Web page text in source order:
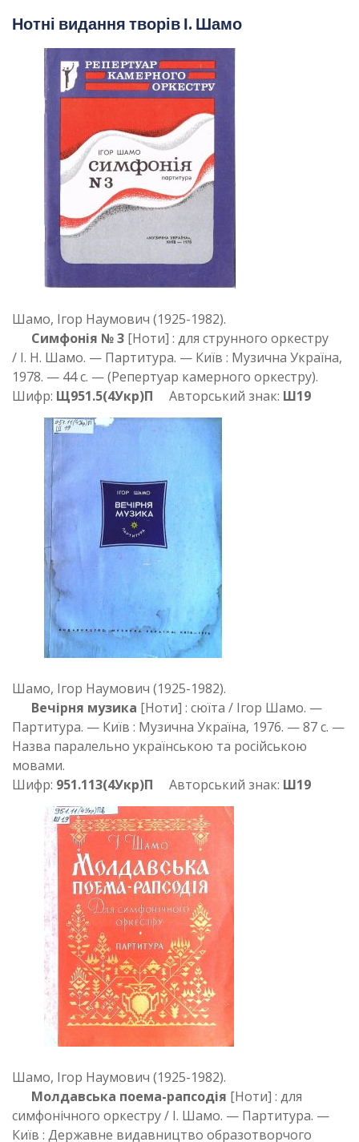
Нотні видання творів І. Шамо
Шамо, Ігор Наумович (1925-1982).
Симфонія № 3 [Ноти] : для струнного оркестру
/ І. Н. Шамо. — Партитура. — Київ : Музична Україна,
1978. — 44 с. — (Репертуар камерного оркестру).
Шифр: Щ951.5(4Укр)П Авторський знак: Ш19
Шамо, Ігор Наумович (1925-1982).
Вечірня музика [Ноти] : сюїта / Ігор Шамо. —
Партитура. — Київ : Музична Україна, 1976. — 87 с. —
Назва паралельно українською та російською
мовами.
Шифр: 951.113(4Укр)П Авторський знак: Ш19
Шамо, Ігор Наумович (1925-1982).
Молдавська поема-рапсодія [Ноти] : для
симфонічного оркестру / І. Шамо. — Партитура. —
Київ : Державне видавництво образотворчого